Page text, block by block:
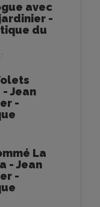
avec
-
du
Jean
-
La
- Jean
-